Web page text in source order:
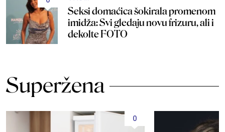
Seksi domaćica šokirala promenom
imidža: Svi gledaju novu frizuru, ali i
dekolte FOTO
Superžena
0